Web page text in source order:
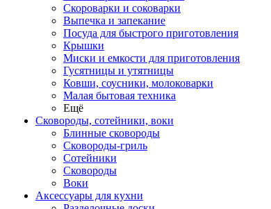
Скороварки и соковарки
Выпечка и запекание
Посуда для быстрого приготовления
Крышки
Миски и емкости для приготовления
Гусятницы и утятницы
Ковши, соусники, молоковарки
Малая бытовая техника
Ещё
Сковороды, сотейники, воки
Блинные сковороды
Сковороды-гриль
Сотейники
Сковороды
Воки
Аксессуары для кухни